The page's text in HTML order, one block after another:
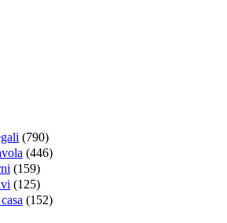
(790)
(446)
(159)
(125)
(152)